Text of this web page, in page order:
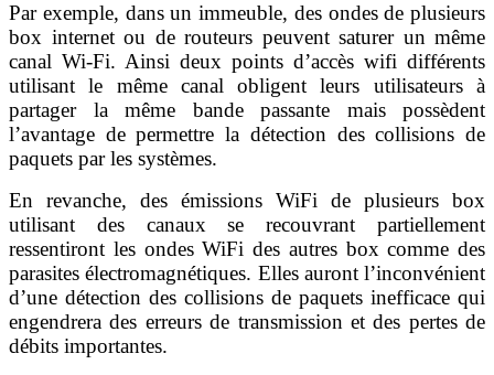
Par exemple, dans un immeuble, des ondes de plusieurs
box internet ou de routeurs peuvent saturer un même
canal Wi-Fi. Ainsi deux points d’accès wifi différents
utilisant le même canal obligent leurs utilisateurs à
partager la même bande passante mais possèdent
l’avantage de permettre la détection des collisions de
paquets par les systèmes.
En revanche, des émissions WiFi de plusieurs box
utilisant des canaux se recouvrant partiellement
ressentiront les ondes WiFi des autres box comme des
parasites électromagnétiques. Elles auront l’inconvénient
d’une détection des collisions de paquets inefficace qui
engendrera des erreurs de transmission et des pertes de
débits importantes.